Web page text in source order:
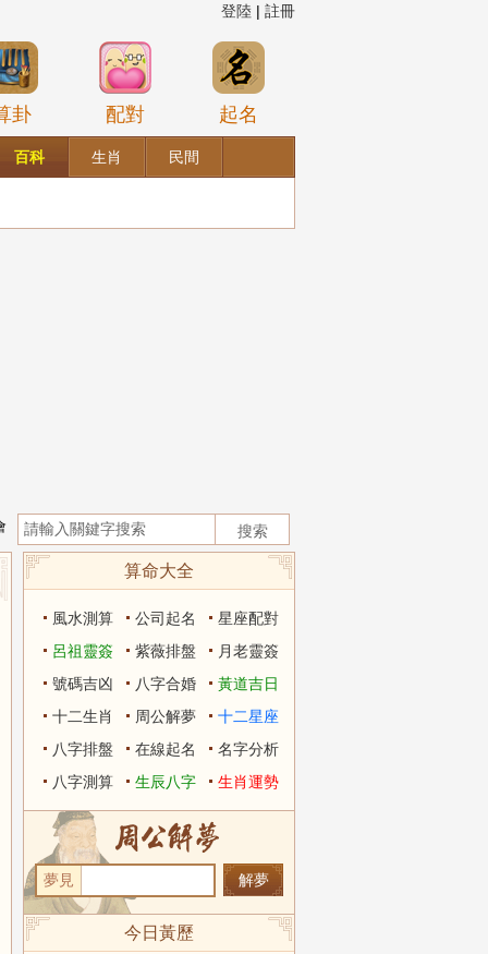
登陸 | 註冊
卦 配對 起名
百科 生肖 民間
算命大全
風水測算 公司起名
星座配對
呂祖靈簽
紫薇排盤
月老靈簽
號碼吉凶
八字合婚
黃道吉日
十二生肖
周公解夢
十二星座
八字排盤
在線起名
名字分析
八字測算
生辰八字 生肖運勢
夢見
今日黃歷